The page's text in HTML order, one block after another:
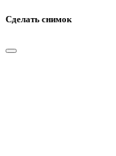
Сделать снимок